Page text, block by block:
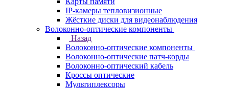
IP-камеры тепловизионные
Жёсткие диски для видеонаблюдения
Волоконно-оптические компоненты
Назад
Волоконно-оптические компоненты
Волоконно-оптические патч-корды
Волоконно-оптический кабель
Кроссы оптические
Мультиплексоры